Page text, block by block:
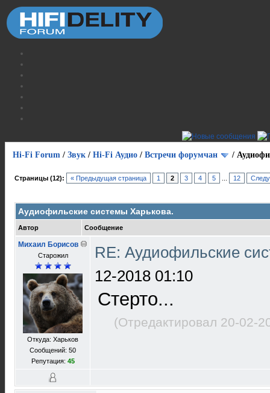
Hi-Fi Forum / Звук / Hi-Fi Аудио / Встречи форумчан /
Страницы (12): « Предыдущая страница 1 2 3 4 5 12
Аудиофильские системы Харькова.
Автор Сообщение
Михаил Борисов
Старожил
Откуда: Харьков
Сообщений: 50
Репутация: 45
RE: Аудиофильские
12-2018 01:10
Стерто...
(Отредактировал 20-02-